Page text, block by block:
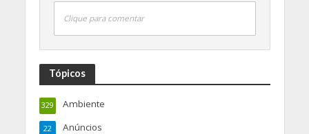
Clique para comentar
Tópicos
Ambiente
329
Anúncios
22